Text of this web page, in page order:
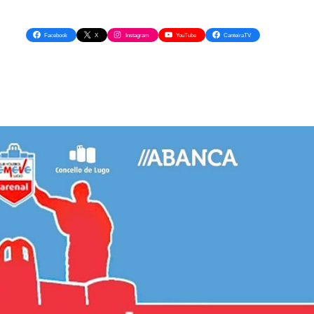
Facebook X Instagram YouTube CanteiraTV